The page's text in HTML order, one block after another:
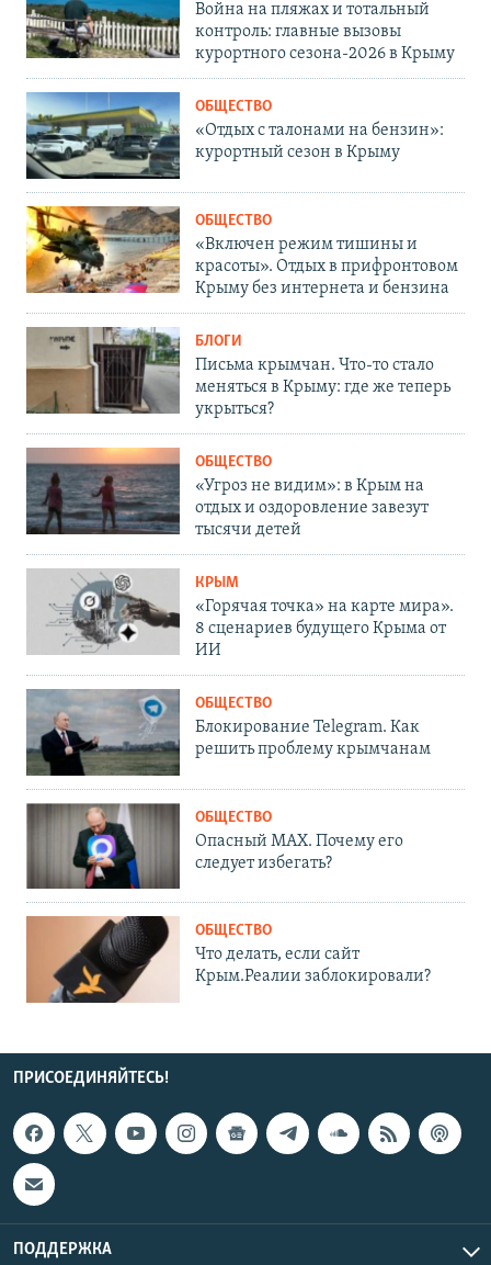
Война на пляжах и тотальный
контроль: главные вызовы
курортного сезона-2026 в Крыму
ОБЩЕСТВО
«Отдых с талонами на бензин»:
курортный сезон в Крыму
ОБЩЕСТВО
«Включен режим тишины и
красоты». Отдых в прифронтовом
Крыму без интернета и бензина
БЛОГИ
Письма крымчан. Что-то стало
меняться в Крыму: где же теперь
укрыться?
ОБЩЕСТВО
«Угроз не видим»: в Крым на
отдых и оздоровление завезут
тысячи детей
КРЫМ
«Горячая точка» на карте мира».
8 сценариев будущего Крыма от
ИИ
ОБЩЕСТВО
Блокирование Telegram. Как
решить проблему крымчанам
ОБЩЕСТВО
Опасный MAX. Почему его
следует избегать?
ОБЩЕСТВО
Что делать, если сайт
Крым.Реалии заблокировали?
ПРИСОЕДИНЯЙТЕСЬ!
ПОДДЕРЖКА